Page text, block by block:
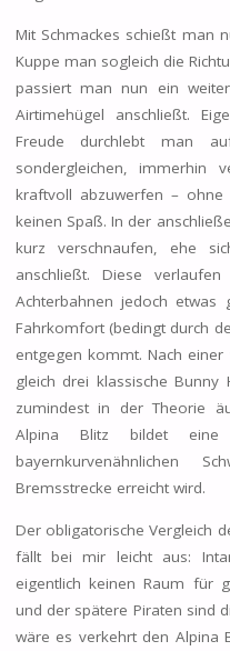
Mit Schmackes schießt man
Kuppe man sogleich die
passiert man nun ein
Airtimehügel anschließt.
Freude durchlebt man
sondergleichen, immerhin
kraftvoll abzuwerfen –
keinen Spaß. In der
kurz verschnaufen, ehe
anschließt. Diese
Achterbahnen jedoch
Fahrkomfort (bedingt durch
entgegen kommt. Nach
gleich drei klassische
zumindest in der Theorie
Alpina Blitz bildet eine
bayernkurvenähnlichen
Bremsstrecke erreicht wird.
Der obligatorische Vergleich
fällt bei mir leicht aus:
eigentlich keinen Raum für
und der spätere Piraten sind
wäre es verkehrt den Alpina